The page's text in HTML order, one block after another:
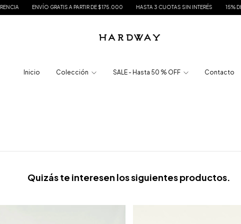
ENVÍO GRATIS A PARTIR DE $175.000 HASTA 3 CUOTAS SIN INTERÉS 15% DE
Inicio Colección SALE - Hasta 50 % OFF Contacto
Quizás te interesen los siguientes productos.